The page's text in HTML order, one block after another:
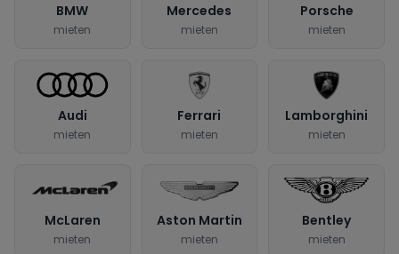
BMW
mieten
Mercedes
mieten
Porsche
mieten
Audi
mieten
Ferrari
mieten
Lamborghini
mieten
McLaren
mieten
Aston Martin
mieten
Bentley
mieten